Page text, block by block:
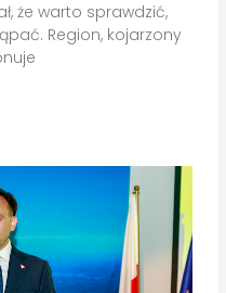
że warto sprawdzić,
Region, kojarzony